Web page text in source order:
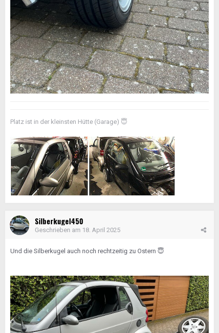
Platz ist in der kleinsten Hütte (Garage) 😇
Silberkugel450
Geschrieben am 18. April 2025
Und die Silberkugel auch noch rechtzeitig zu Ostern 😇